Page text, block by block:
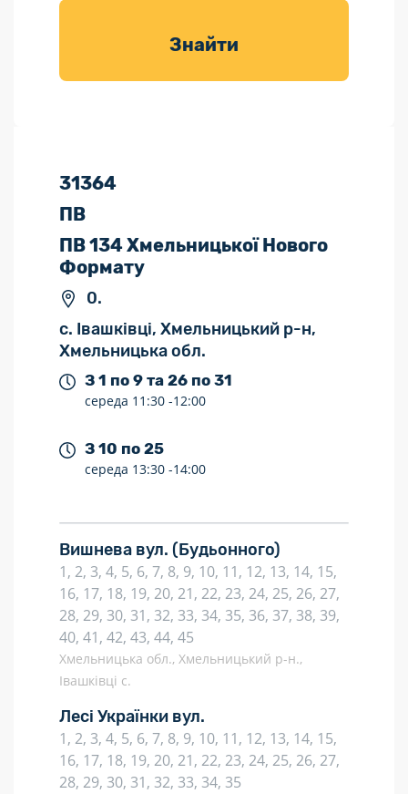
товарів для
Знайти
31364
ПВ
ПВ 134 Хмельницької Нового
Формату
0.
с. Івашківці, Хмельницький р-н,
Хмельницька обл.
З 1 по 9 та 26 по 31
середа 11:30 -12:00
З 10 по 25
середа 13:30 -14:00
Вишнева вул. (Будьонного)
1, 2, 3, 4, 5, 6, 7, 8, 9, 10, 11, 12, 13, 14, 15,
16, 17, 18, 19, 20, 21, 22, 23, 24, 25, 26, 27,
28, 29, 30, 31, 32, 33, 34, 35, 36, 37, 38, 39,
40, 41, 42, 43, 44, 45
Хмельницька обл., Хмельницький р-н.,
Івашківці с.
Лесі Українки вул.
1, 2, 3, 4, 5, 6, 7, 8, 9, 10, 11, 12, 13, 14, 15,
16, 17, 18, 19, 20, 21, 22, 23, 24, 25, 26, 27,
28, 29, 30, 31, 32, 33, 34, 35